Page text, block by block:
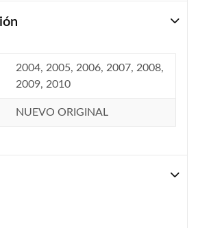
2004, 2005, 2006, 2007, 2008,
2009, 2010
NUEVO ORIGINAL